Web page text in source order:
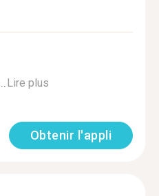
Lire plus
Obtenir l'appli